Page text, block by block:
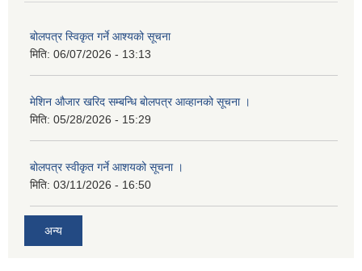
बोलपत्र स्विकृत गर्ने आश्यको सूचना
मिति: 06/07/2026 - 13:13
मेशिन औजार खरिद सम्बन्धि बोलपत्र आव्हानको सूचना ।
मिति: 05/28/2026 - 15:29
बोलपत्र स्वीकृत गर्ने आशयको सूचना ।
मिति: 03/11/2026 - 16:50
अन्य